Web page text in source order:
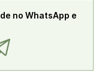
no WhatsApp e